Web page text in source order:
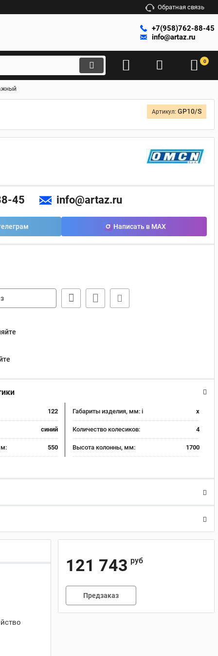
Обратная связь
+7(958)762-88-45
info@artaz.ru
0
Артикул: GP10/S
45 info@artaz.ru
Написать в MAX
122 Габариты изделия, мм: i x
синий Количество колесиков: 4
550 Высота колонны, мм: 1700
121 743 руб
Предзаказ